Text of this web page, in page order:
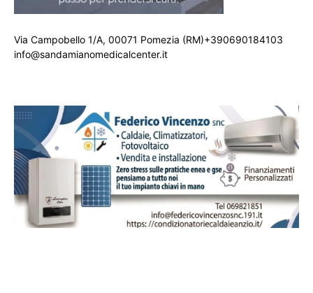
Via Campobello 1/A, 00071 Pomezia (RM)+390690184103
info@sandamianomedicalcenter.it